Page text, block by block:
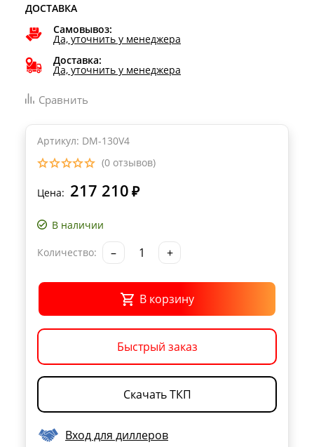
ДОСТАВКА
Самовывоз:
Да, уточнить у менеджера
Доставка:
Да, уточнить у менеджера
Сравнить
Артикул: DM-130V4
(0 отзывов)
Цена: 217 210 ₽
В наличии
Количество: – +
В корзину
Быстрый заказ
Скачать ТКП
Вход для диллеров